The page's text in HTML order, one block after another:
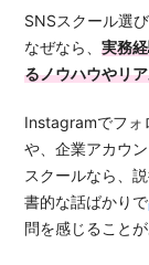
SNSスクール選
なぜなら、実務
るノウハウやリ
Instagramでフォ
や、企業アカウ
スクールなら、
書的な話ばかりで
問を感じることが